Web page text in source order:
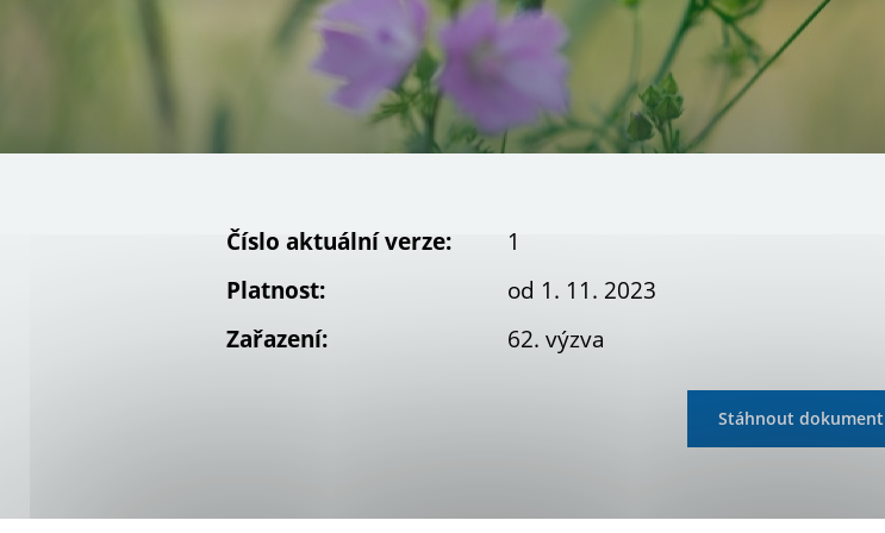
Číslo aktuální verze:
1
Platnost:
od 1. 11. 2023
Zařazení:
62. výzva
Stáhnout dokument